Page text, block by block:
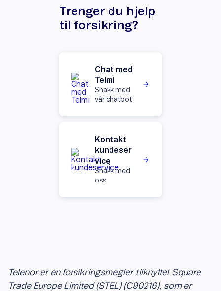
Trenger du hjelp
til forsikring?
Chat med
Telmi
Snakk med
vår chatbot
Kontakt
kundeser
vice
Snakk med
oss
Telenor er en forsikringsmegler tilknyttet Square
Trade Europe Limited (STEL) (C90216), som er